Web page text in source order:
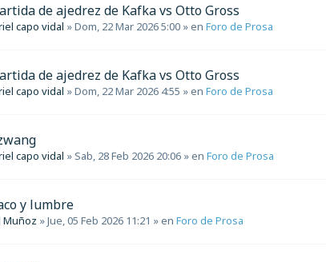
de ajedrez de Kafka vs Otto Gross
capo vidal »Dom, 22 Mar 2026 5:00 » en Foro de Prosa
de ajedrez de Kafka vs Otto Gross
capo vidal »Dom, 22 Mar 2026 4:55 » en Foro de Prosa
capo vidal » Sab, 28 Feb 2026 20:06 » en Foro de Prosa
y lumbre
Muñoz »Jue, 05 Feb 2026 11:21 » en Foro de Prosa